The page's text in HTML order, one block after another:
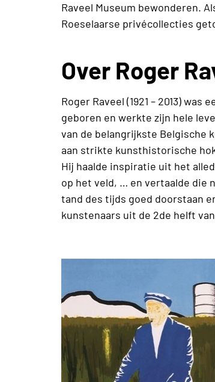
Raveel Museum bewonderen.
Roeselaarse privécollecties
Over Roger
Roger Raveel (1921 – 2013)
geboren en werkte zijn hele
van de belangrijkste Belgische
aan strikte kunsthistorische
Hij haalde inspiratie uit het
op het veld, … en vertaalde die
tand des tijds goed doorstaan
kunstenaars uit de 2de helft